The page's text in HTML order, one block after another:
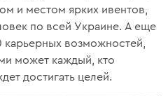
и местом ярких ивентов,
по всей Украине. А еще
возможностей,
может каждый, кто
достигать целей.